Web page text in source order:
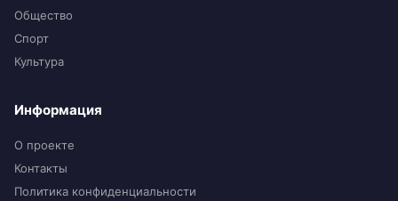
Общество
Спорт
Культура
Информация
О проекте
Контакты
Политика конфиденциальности